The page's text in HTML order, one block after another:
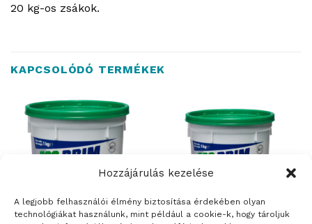
Hozzájárulás kezelése
A legjobb felhasználói élmény biztosítása érdekében olyan
technológiákat használunk, mint például a cookie-k, hogy tároljuk
20 kg-os zsákok.
KAPCSOLÓDÓ TERMÉKEK